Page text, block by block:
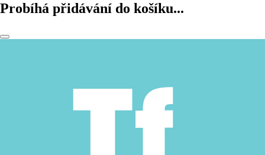
Probíhá přidávání do košíku...